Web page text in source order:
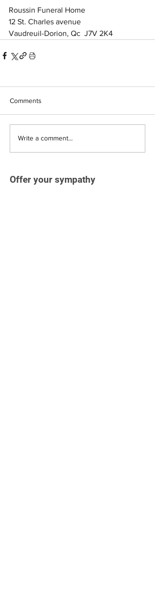
Roussin Funeral Home
12 St. Charles avenue
Vaudreuil-Dorion, Qc  J7V 2K4
Comments
Write a comment...
Offer your sympathy